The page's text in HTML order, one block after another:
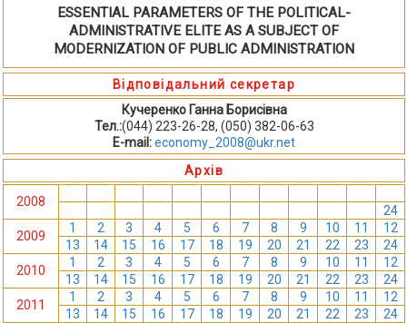
ESSENTIAL PARAMETERS OF THE POLITICAL-
ADMINISTRATIVE ELITE AS A SUBJECT OF
MODERNIZATION OF PUBLIC ADMINISTRATION
Відповідальний секретар
Кучеренко Ганна Борисівна
Тел.:(044) 223-26-28, (050) 382-06-63
E-mail:economy_2008@ukr.net
Архів
2008
24
2009
1 2 3 4 5 6 7 8 9 10 11
12
13
14 15 16 17 18 19 20 21 22 23
24
2010
1 2 3 4 5 6 7 8 9 10 11
12
13
14 15 16 17 18 19 20 21 22 23
24
2011
1 2 3 4 5 6 7 8 9 10 11
12
13
14 15 16 17 18 19 20 21 22 23
24